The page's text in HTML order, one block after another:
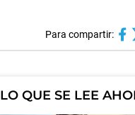
Para compartir:
LO QUE SE LEE